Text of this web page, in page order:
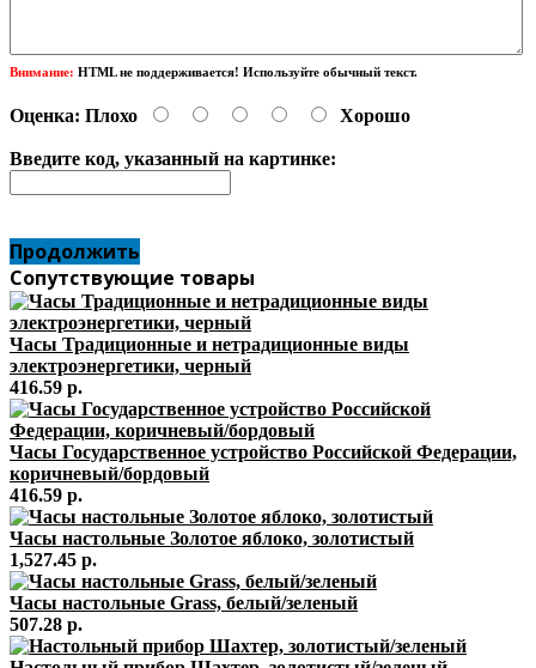
Внимание: HTML не поддерживается! Используйте обычный текст.
Оценка: Плохо Хорошо
Введите код, указанный на картинке:
Продолжить
Сопутствующие товары
Часы Традиционные и нетрадиционные виды
электроэнергетики, черный
416.59 р.
Часы Государственное устройство Российской Федерации,
коричневый/бордовый
416.59 р.
Часы настольные Золотое яблоко, золотистый
1,527.45 р.
Часы настольные Grass, белый/зеленый
507.28 р.